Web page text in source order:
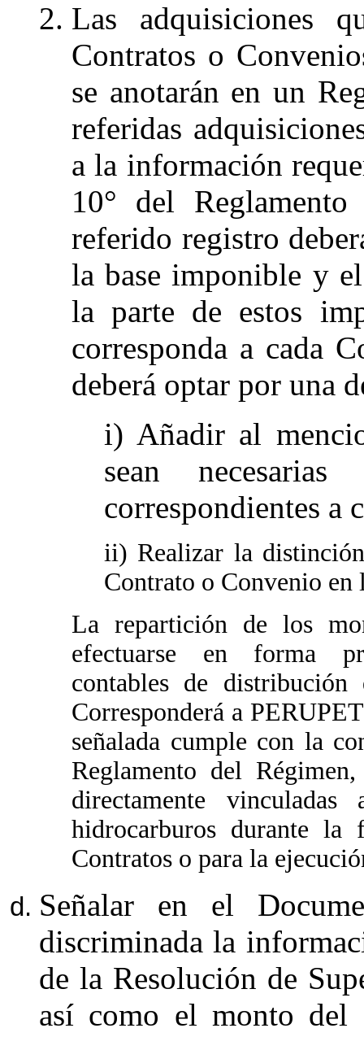
Las adquisiciones
Contratos o
se anotarán en un
referidas
a la información
10° del
referido registro
la base imponible y
la parte de estos
corresponda a cada
deberá optar por una
i) Añadir al
sean
correspondientes a
ii) Realizar la
Contrato o Convenio en
La repartición de los
efectuarse en forma
contables de
Corresponderá a
señalada cumple con la
Reglamento del
directamente
hidrocarburos durante la
Contratos o para la
Señalar en el
discriminada la
de la Resolución de
así como el monto del